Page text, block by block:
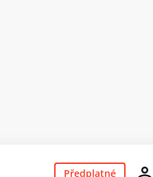
Předplatné